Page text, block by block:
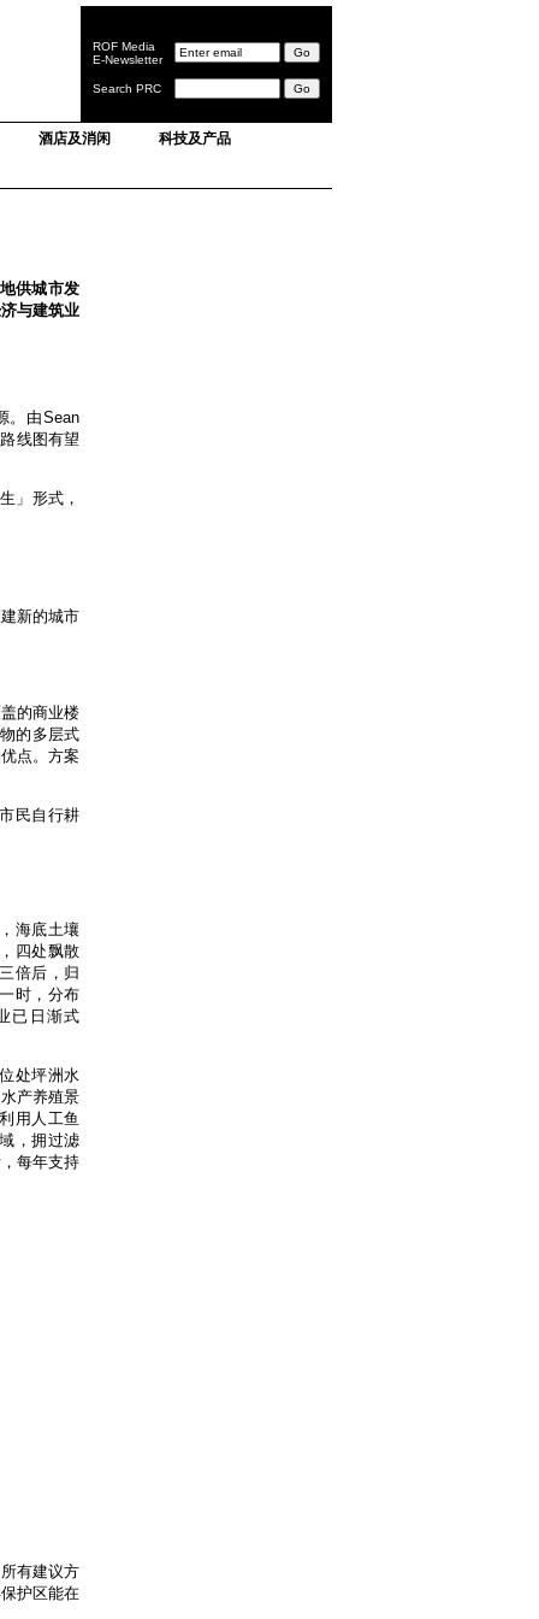
ROF Media
E-Newsletter
Search PRC
酒店及消闲
科技及产品
供城市发
与建筑业
。由Sean
线图有望
」形式，
新的城市
的商业楼
的多层式
点。方案
民自行耕
海底土壤
四处飘散
倍后，归
时，分布
已日渐式
处坪洲水
产养殖景
用人工鱼
，拥过滤
每年支持
有建议方
护区能在